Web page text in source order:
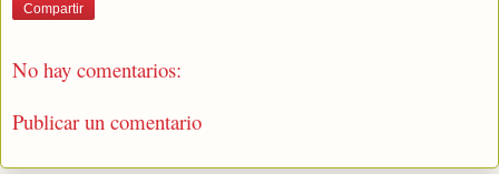
Compartir
No hay comentarios:
Publicar un comentario